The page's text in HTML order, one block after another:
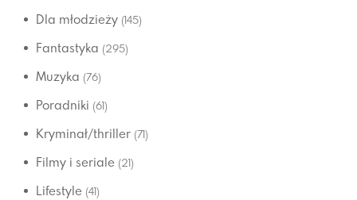
Dla młodzieży (145)
Fantastyka (295)
Muzyka (76)
Poradniki (61)
Kryminał/thriller (71)
Filmy i seriale (21)
Lifestyle (41)